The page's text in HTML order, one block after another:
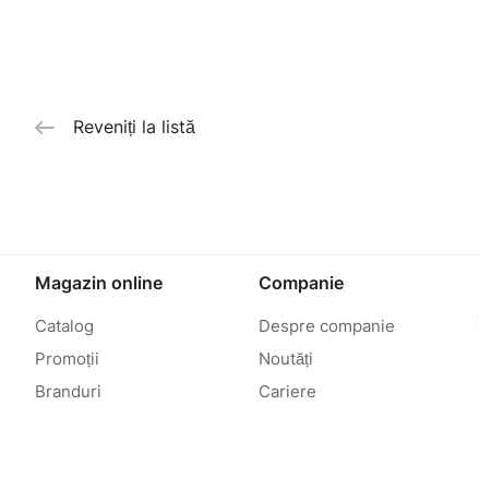
Reveniți la listă
Magazin online
Catalog
Promoții
Branduri
Companie
Despre companie
Noutăți
Cariere